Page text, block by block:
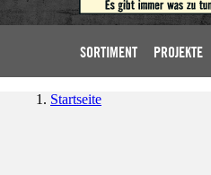
SORTIMENT PROJEKTE
Startseite